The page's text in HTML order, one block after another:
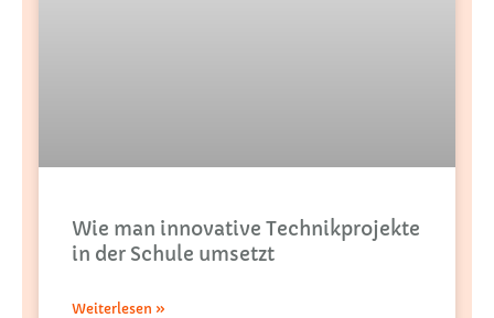
Wie man innovative Technikprojekte
in der Schule umsetzt
Weiterlesen »